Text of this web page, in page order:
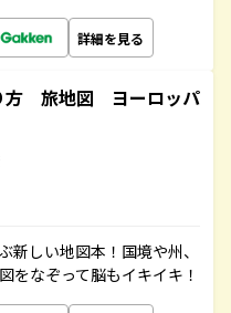
詳細を見る
方 旅地図 ヨーロッパ
新しい地図本！国境や州、
をなぞって脳もイキイキ！